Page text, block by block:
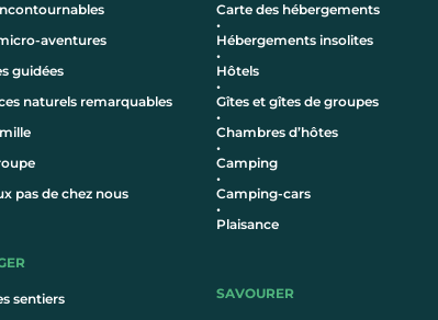
aventures
guidées
naturels remarquables
pas de chez nous
sentiers
Carte des hébergements
•
Hébergements insolites
•
Hôtels
•
Gîtes et gîtes de groupes
•
Chambres d’hôtes
•
Camping
•
Camping-cars
•
Plaisance
SAVOURER